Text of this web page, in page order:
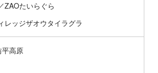
ZAOたいらぐら
レッジザオウタイラグラ
高原